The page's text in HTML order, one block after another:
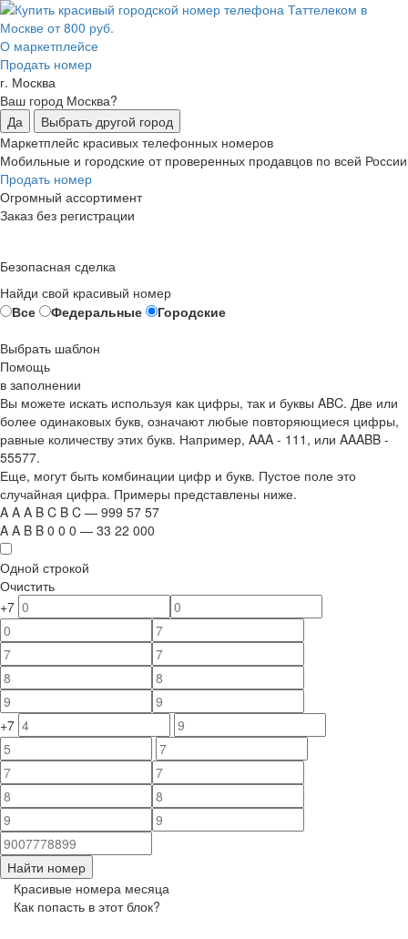
О маркетплейсе
Продать номер
г. Москва
Ваш город Москва?
Да
Выбрать другой город
Маркетплейс красивых телефонных номеров
Мобильные и городские от проверенных продавцов по всей России
Продать номер
Огромный ассортимент
Заказ без регистрации
Безопасная сделка
Найди свой красивый номер
Все
Федеральные
Городские
Выбрать шаблон
Помощь
в заполнении
Вы можете искать используя как цифры, так и буквы ABC. Две или
более одинаковых букв, означают любые повторяющиеся цифры,
равные количеству этих букв. Например, AAA - 111 , или AAABB -
55577.
Еще, могут быть комбинации цифр и букв. Пустое поле это
случайная цифра. Примеры представлены ниже.
A A A B C B C — 999 57 57
A A B B 0 0 0 — 33 22 000
Одной строкой
Очистить
+7
+7
Найти номер
Красивые номера месяца
Как попасть в этот блок?